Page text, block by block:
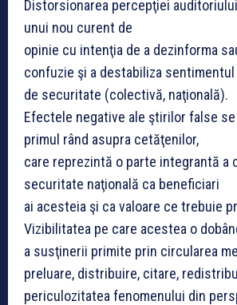
Distorsionarea percepţiei
unui nou curent de
opinie cu intenţia de a dezinforma
confuzie şi a destabiliza sentimentul
de securitate (colectivă, naţională).
Efectele negative ale ştirilor false
primul rând asupra cetăţenilor,
care reprezintă o parte integrantă a
securitate naţională ca beneficiari
ai acesteia şi ca valoare ce trebuie
Vizibilitatea pe care acestea o
a susţinerii primite prin circularea
preluare, distribuire, citare,
periculozitatea fenomenului din